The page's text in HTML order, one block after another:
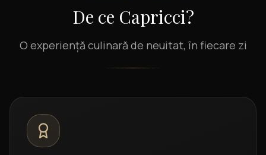
De ce Capricci?
O experiență culinară de neuitat, în fiecare zi